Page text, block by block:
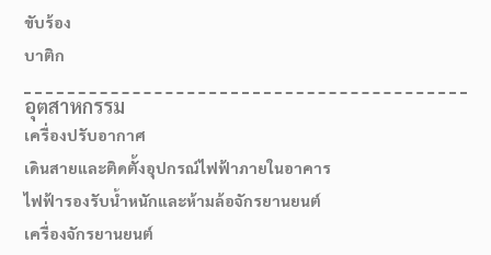
ขับร้อง
บาติก
อุตสาหกรรม
เครื่องปรับอากาศ
เดินสายและติดตั้งอุปกรณ์ไฟฟ้าภายในอาคาร
ไฟฟ้ารองรับน้ำหนักและห้ามล้อจักรยานยนต์
เครื่องจักรยานยนต์